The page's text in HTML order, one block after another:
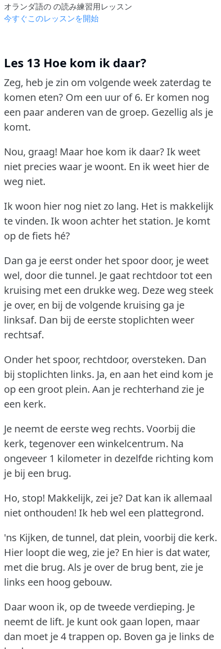
オランダ語の の読み練習用レッスン
今すぐこのレッスンを開始
Les 13 Hoe kom ik daar?
Zeg, heb je zin om volgende week zaterdag te
komen eten? Om een uur of 6. Er komen nog
een paar anderen van de groep. Gezellig als je
komt.
Nou, graag! Maar hoe kom ik daar?Ik weet
niet precies waar je woont. En ik weet hier de
weg niet.
Ik woon hier nog niet zo lang. Het is makkelijk
te vinden. Ik woon achter het station. Je komt
op de fiets hé?
Dan ga je eerst onder het spoor door, je weet
wel, door die tunnel. Je gaat rechtdoor tot een
kruising met een drukke weg. Deze weg steek
je over, en bij de volgende kruising ga je
linksaf. Dan bij de eerste stoplichten weer
rechtsaf.
Onder het spoor, rechtdoor, oversteken. Dan
bij stoplichten links. Ja, en aan het eind kom je
op een groot plein. Aan je rechterhand zie je
een kerk.
Je neemt de eerste weg rechts. Voorbij die
kerk, tegenover een winkelcentrum. Na
ongeveer 1 kilometer in dezelfde richting kom
je bij een brug.
Ho, stop! Makkelijk, zei je? Dat kan ik allemaal
niet onthouden! Ik heb wel een plattegrond.
'ns Kijken, de tunnel, dat plein, voorbij die kerk.
Hier loopt die weg, zie je? En hier is dat water,
met die brug. Als je over de brug bent, zie je
links een hoog gebouw.
Daar woon ik, op de tweede verdieping. Je
neemt de lift. Je kunt ook gaan lopen, maar
dan moet je 4 trappen op. Boven ga je links de